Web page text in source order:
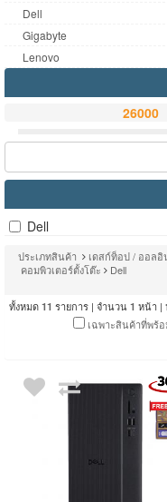
Dell
Gigabyte
Lenovo
Dell
ประเภทสินค้า
เดสก์ท็อป / ออล
คอมพิวเตอร์ตั้งโต๊ะ
Dell
ทั้งหมด 11 รายการ | จำนวน 1 หน้า |
เฉพาะสินค้าที่พร้